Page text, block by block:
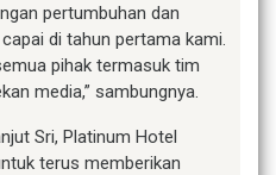
pertumbuhan dan
di tahun pertama kami.
pihak termasuk tim
media,” sambungnya.
Sri, Platinum Hotel
terus memberikan